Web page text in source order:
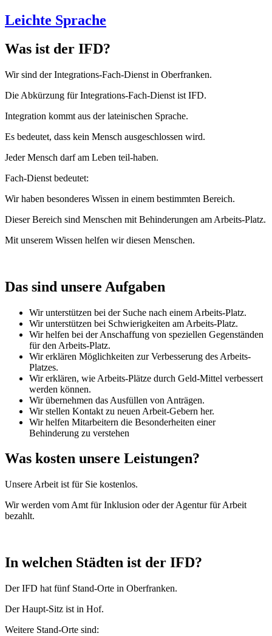
Leichte Sprache
Was ist der IFD?
Wir sind der Integrations-Fach-Dienst in Oberfranken.
Die Abkürzung für Integrations-Fach-Dienst ist IFD.
Integration kommt aus der lateinischen Sprache.
Es bedeutet, dass kein Mensch ausgeschlossen wird.
Jeder Mensch darf am Leben teil-haben.
Fach-Dienst bedeutet:
Wir haben besonderes Wissen in einem bestimmten Bereich.
Dieser Bereich sind Menschen mit Behinderungen am Arbeits-Platz.
Mit unserem Wissen helfen wir diesen Menschen.
Das sind unsere Aufgaben
Wir unterstützen bei der Suche nach einem Arbeits-Platz.
Wir unterstützen bei Schwierigkeiten am Arbeits-Platz.
Wir helfen bei der Anschaffung von speziellen Gegenständen
für den Arbeits-Platz.
Wir erklären Möglichkeiten zur Verbesserung des Arbeits-
Platzes.
Wir erklären, wie Arbeits-Plätze durch Geld-Mittel verbessert
werden können.
Wir übernehmen das Ausfüllen von Anträgen.
Wir stellen Kontakt zu neuen Arbeit-Gebern her.
Wir helfen Mitarbeitern die Besonderheiten einer
Behinderung zu verstehen
Was kosten unsere Leistungen?
Unsere Arbeit ist für Sie kostenlos.
Wir werden vom Amt für Inklusion oder der Agentur für Arbeit
bezahlt.
In welchen Städten ist der IFD?
Der IFD hat fünf Stand-Orte in Oberfranken.
Der Haupt-Sitz ist in Hof.
Weitere Stand-Orte sind: